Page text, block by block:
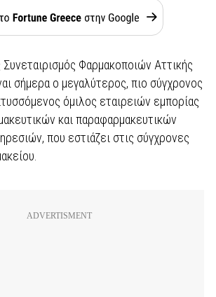
Φαρμακοποιών Αττικής
σήμερα ο μεγαλύτερος, πιο σύγχρονος
όμιλος εταιρειών εμπορίας
και παραφαρμακευτικών
που εστιάζει στις σύγχρονες